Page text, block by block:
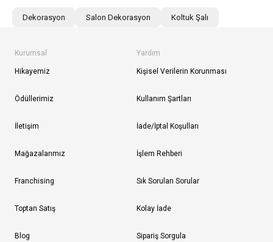
Dekorasyon Salon Dekorasyon Koltuk Şalı
Kurumsal
Hikayemiz
Ödüllerimiz
İletişim
Mağazalarımız
Franchising
Toptan Satış
Blog
Yardım
Kişisel Verilerin Korunması
Kullanım Şartları
İade/İptal Koşulları
İşlem Rehberi
Sık Sorulan Sorular
Kolay İade
Sipariş Sorgula